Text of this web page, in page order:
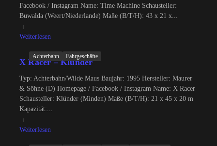
Facebook / Instagram Name: Time Machine Schausteller:
Buwalda (Weert/Niederlande) Maße (B/T/H): 43 x 21 x...
Weiterlesen
Achterbahn Fahrgeschäfte
X Racer – Klünder
Typ: Achterbahn/Wilde Maus Baujahr: 1995 Hersteller: Maurer
& Söhne (D) Homepage / Facebook / Instagram Name: X Racer
Schausteller: Klünder (Minden) Maße (B/T/H): 21 x 45 x 20 m
Kapazität:...
Weiterlesen